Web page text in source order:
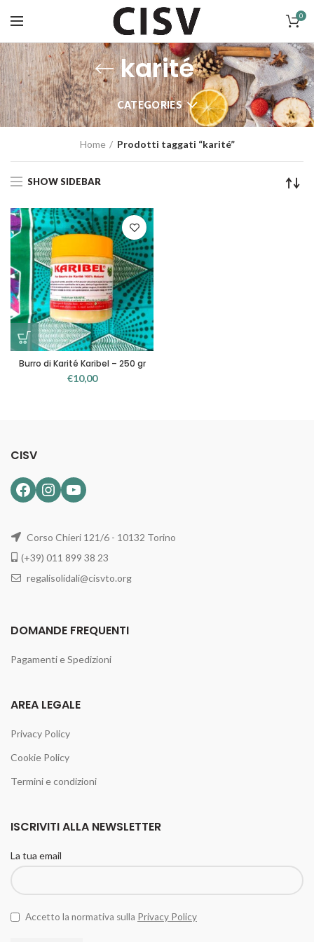
0
karité
CATEGORIES
Home Prodotti taggati “karité”
SHOW SIDEBAR
Burro di Karité Karibel – 250 gr
€10,00
CISV
Facebook
Instagram
YouTube
Corso Chieri 121/6 - 10132 Torino
(+39) 011 899 38 23
regalisolidali@cisvto.org
DOMANDE FREQUENTI
Pagamenti e Spedizioni
AREA LEGALE
Privacy Policy
Cookie Policy
Termini e condizioni
ISCRIVITI ALLA NEWSLETTER
La tua email
Accetto la normativa sulla Privacy Policy